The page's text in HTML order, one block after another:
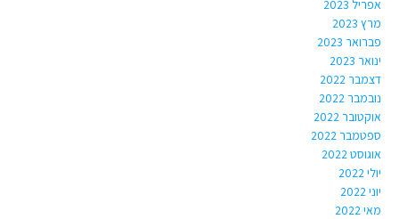
אפריל 2023
מרץ 2023
פברואר 2023
ינואר 2023
דצמבר 2022
נובמבר 2022
אוקטובר 2022
ספטמבר 2022
אוגוסט 2022
יולי 2022
יוני 2022
מאי 2022